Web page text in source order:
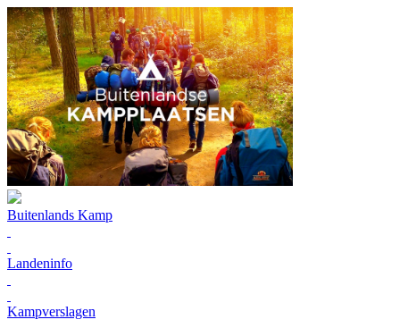
Buitenlands Kamp
Landeninfo
Kampverslagen